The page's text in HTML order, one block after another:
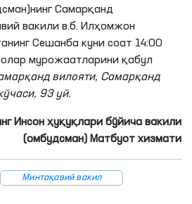
Самарқанд
вакили в.б. Илҳомжон
Сешанба куни соат 14:00
мурожаатларини қабул
вилояти, Самарқанд
93 уй.
Инсон ҳуқуқлари бўйича вакили
(омбудсман) Матбуот хизмати
Минтақавий вакил